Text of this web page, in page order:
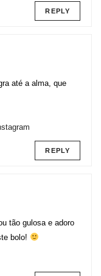
REPLY
até a alma, que
REPLY
tão gulosa e adoro
bolo!